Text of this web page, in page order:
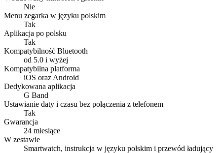
Nie
Menu zegarka w języku polskim
Tak
Aplikacja po polsku
Tak
Kompatybilność Bluetooth
od 5.0 i wyżej
Kompatybilna platforma
iOS oraz Android
Dedykowana aplikacja
G Band
Ustawianie daty i czasu bez połączenia z telefonem
Tak
Gwarancja
24 miesiące
W zestawie
Smartwatch, instrukcja w języku polskim i przewód ładujący